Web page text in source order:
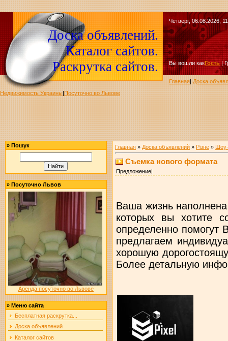
Доска объявлений.
Каталог сайтов.
Раскрутка сайтов.
Четверг, 06.08.2026,
Вы вошли какГость|
Главная|Доска
Недвижимость Украины|Посуточно во Львове
» Пошук
» Посуточно Львов
Аренда посуточно во Львове
» Меню сайта
Бесплатная раскрутка...
Доска объявлений
Каталог сайтов
Главная» Доска объявлений» Різне» Шоу-
Съемка нового формата
Предложение|
Ваша жизнь
которых вы хотите
определенно
предлагаем
хорошую
Более детальную